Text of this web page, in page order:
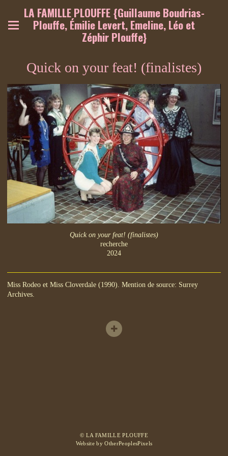
LA FAMILLE PLOUFFE {Guillaume Boudrias-
Plouffe, Émilie Levert, Emeline, Léo et
Zéphir Plouffe}
Quick on your feat! (finalistes)
Quick on your feat! (finalistes)
recherche
2024
Miss Rodeo et Miss Cloverdale (1990). Mention de source: Surrey
Archives.
© LA FAMILLE PLOUFFE
Website by OtherPeoplesPixels